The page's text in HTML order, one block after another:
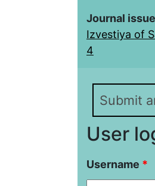
Journal
Izvestiya of
4
Submit
User
Username *